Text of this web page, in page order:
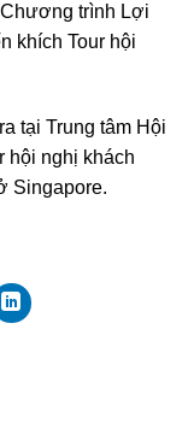
trình Lợi
khích Tour hội
tại Trung tâm Hội
hội nghị khách
Singapore.